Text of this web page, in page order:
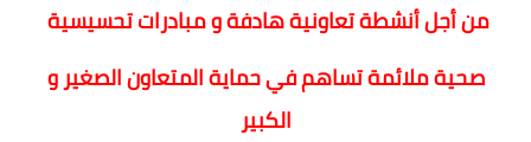
من أجل أنشطة تعاونية هادفة و مبادرات تحسيسية
صحية ملائمة تساهم في حماية المتعاون الصغير و
الكبير